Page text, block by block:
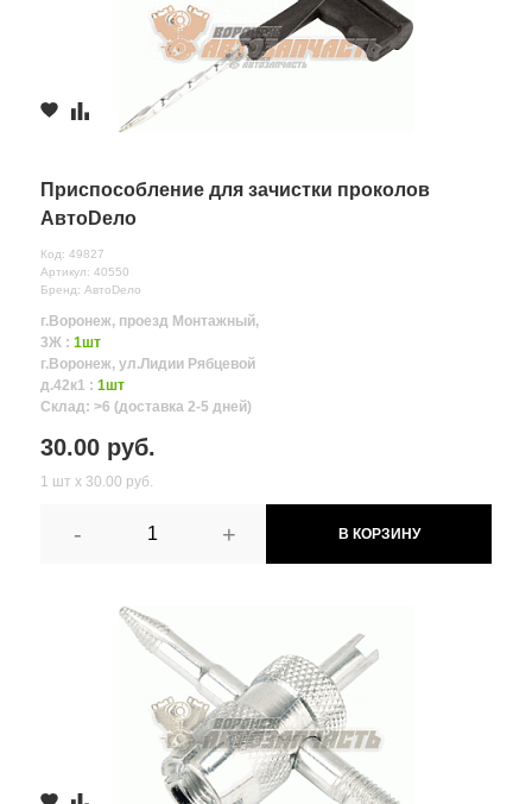
Приспособление для зачистки проколов
АвтоDело
Код: 49827
Артикул: 40550
Бренд: АвтоDело
г.Воронеж, проезд Монтажный,
3Ж : 1шт
г.Воронеж, ул.Лидии Рябцевой
д.42к1 : 1шт
Склад: >6 (доставка 2-5 дней)
30.00 руб.
1 шт х 30.00 руб.
- + В КОРЗИНУ